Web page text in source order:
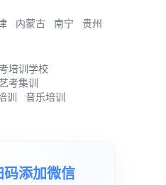
内蒙古 南宁
贵州
培训学校
考集训
训 音乐培训
码添加微信